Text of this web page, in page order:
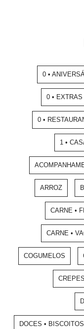
0 •
0 • EXTRAS
0 •
1 •
ARROZ
CARNE •
CARNE •
COGUMELOS
DOCES •